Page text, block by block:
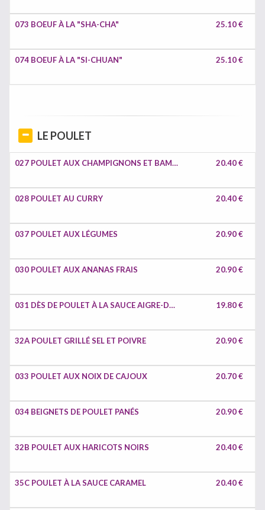
073 BOEUF À LA "SHA-CHA" 25.10 €
074 BOEUF À LA "SI-CHUAN" 25.10 €
LE POULET
027 POULET AUX CHAMPIGNONS ET BAMBOU 20.40 €
028 POULET AU CURRY 20.40 €
037 POULET AUX LÉGUMES 20.90 €
030 POULET AUX ANANAS FRAIS 20.90 €
031 DÈS DE POULET À LA SAUCE AIGRE-DOUCE 19.80 €
32A POULET GRILLÉ SEL ET POIVRE 20.90 €
033 POULET AUX NOIX DE CAJOUX 20.70 €
034 BEIGNETS DE POULET PANÉS 20.90 €
32B POULET AUX HARICOTS NOIRS 20.40 €
35C POULET À LA SAUCE CARAMEL 20.40 €